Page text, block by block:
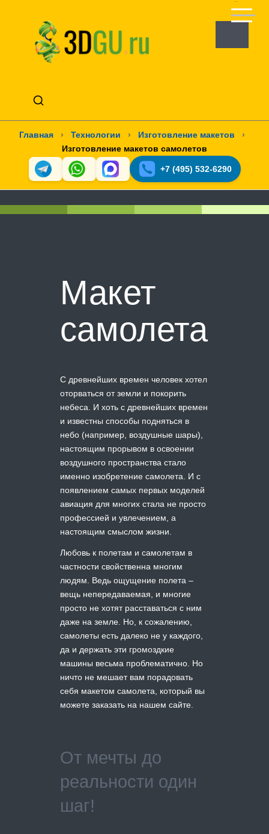
Главная › Технологии › Изготовление макетов
›
Изготовление макетов самолетов
+7 (495) 532-6290
Макет
самолета
С древнейших времен человек хотел
оторваться от земли и покорить
небеса. И хоть с древнейших времен
и известны способы подняться в
небо (например, воздушные шары),
настоящим прорывом в освоении
воздушного пространства стало
именно изобретение самолета. И с
появлением самых первых моделей
авиация для многих стала не просто
профессией и увлечением, а
настоящим смыслом жизни.
Любовь к полетам и самолетам в
частности свойственна многим
людям. Ведь ощущение полета –
вещь непередаваемая, и многие
просто не хотят расставаться с ним
даже на земле. Но, к сожалению,
самолеты есть далеко не у каждого,
да и держать эти громоздкие
машины весьма проблематично. Но
ничто не мешает вам порадовать
себя макетом самолета, который вы
можете заказать на нашем сайте.
От мечты до
реальности один
шаг!